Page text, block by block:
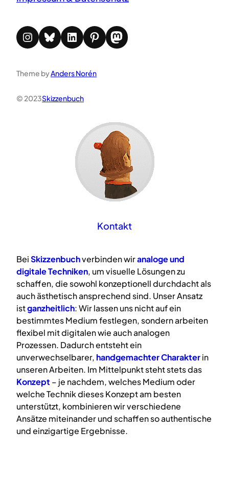
Instagram Bluesky LinkedIn Pinterest Mastodon
Theme byAnders Norén
© 2023Skizzenbuch
Kontakt
BeiSkizzenbuchverbinden wiranalogeund
digitaleTechniken, um visuelle Lösungen zu
schaffen, die sowohl konzeptionell durchdacht als
auch ästhetisch ansprechend sind. Unser Ansatz
istganzheitlich: Wir lassen uns nicht auf ein
bestimmtes Medium festlegen, sondern arbeiten
flexibel mit digitalen wie auch analogen
Prozessen. Dadurch entsteht ein
unverwechselbarer, handgemachter Charakterin
unseren Arbeiten. Im Mittelpunkt steht stets das
Konzept – je nachdem, welches Medium oder
welche Technik dieses Konzept am besten
unterstützt, kombinieren wir verschiedene
Ansätze miteinander und schaffen so authentische
und einzigartige Ergebnisse.